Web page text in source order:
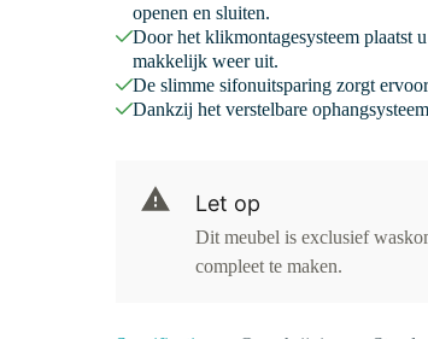
openen en sluiten.
Door het klikmontagesysteem plaatst
makkelijk weer uit.
De slimme sifonuitsparing zorgt
Dankzij het verstelbare
Let op
Dit meubel is exclusief
compleet te maken.